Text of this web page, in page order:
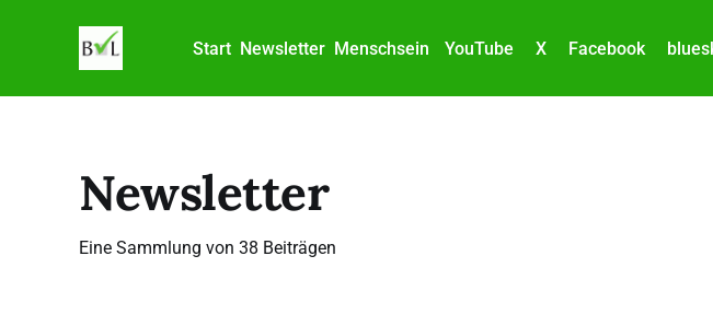
Start Newsletter Menschsein YouTube X Facebook
Newsletter
Eine Sammlung von 38 Beiträgen